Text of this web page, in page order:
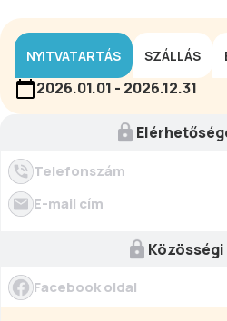
NYITVATARTÁS SZÁLLÁS
2026.01.01 - 2026.12.31
Telefonszám
E-mail cím
Facebook oldal